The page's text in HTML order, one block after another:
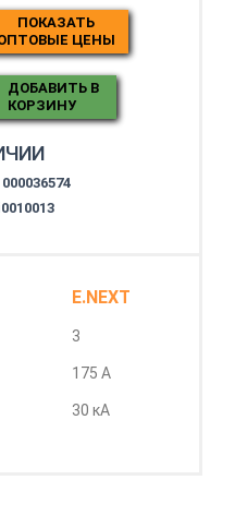
ПОКАЗАТЬ
ЦЕНЫ
ДОБАВИТЬ В
КОРЗИНУ
000036574
E.NEXT
3
175 А
30 кА